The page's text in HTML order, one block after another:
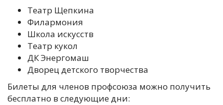
Театр Щепкина
Филармония
Школа искусств
Театр кукол
ДК Энергомаш
Дворец детского творчества
Билеты для членов профсоюза можно получить
бесплатно в следующие дни: